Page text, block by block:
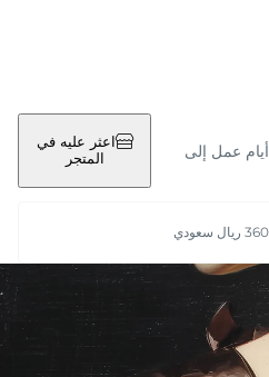
التوصيل المتوقع خلال ٢ إلى ٥ أيام عمل إلى
اعثر عليه في
المتجر